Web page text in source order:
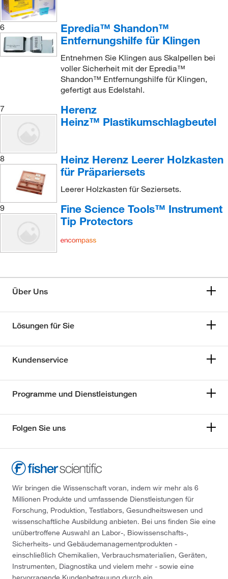
6
Epredia™ Shandon™
Entfernungshilfe für Klingen
Entnehmen Sie Klingen aus Skalpellen bei
voller Sicherheit mit der Epredia™
Shandon™ Entfernungshilfe für Klingen,
gefertigt aus Edelstahl.
7
Herenz
Heinz™ Plastikumschlagbeutel
8
Heinz Herenz Leerer Holzkasten
für Präpariersets
Leerer Holzkasten für Seziersets.
9
Fine Science Tools™ Instrument
Tip Protectors
Über Uns
Lösungen für Sie
Kundenservice
Programme und Dienstleistungen
Folgen Sie uns
Wir bringen die Wissenschaft voran, indem wir mehr als 6
Millionen Produkte und umfassende Dienstleistungen für
Forschung, Produktion, Testlabors, Gesundheitswesen und
wissenschaftliche Ausbildung anbieten. Bei uns finden Sie eine
unübertroffene Auswahl an Labor-, Biowissenschafts-,
Sicherheits- und Gebäudemanagementprodukten -
einschließlich Chemikalien, Verbrauchsmaterialien, Geräten,
Instrumenten, Diagnostika und vielem mehr - sowie eine